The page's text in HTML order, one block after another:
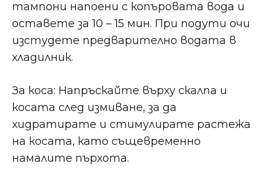
тампони напоени с копъровата вода и
оставете за 10 – 15 мин. При подути очи
изстудете предварително водата в
хладилник.
За коса: Напръскайте върху скалпа и
косата след измиване, за да
хидратирате и стимулирате растежа
на косата, като същевременно
намалите пърхота.